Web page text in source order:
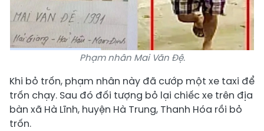
Phạm nhân Mai Văn Đệ.
Khi bỏ trốn, phạm nhân này đã cướp một xe taxi để
trốn chạy. Sau đó đối tượng bỏ lại chiếc xe trên địa
bàn xã Hà Lĩnh, huyện Hà Trung, Thanh Hóa rồi bỏ
trốn.